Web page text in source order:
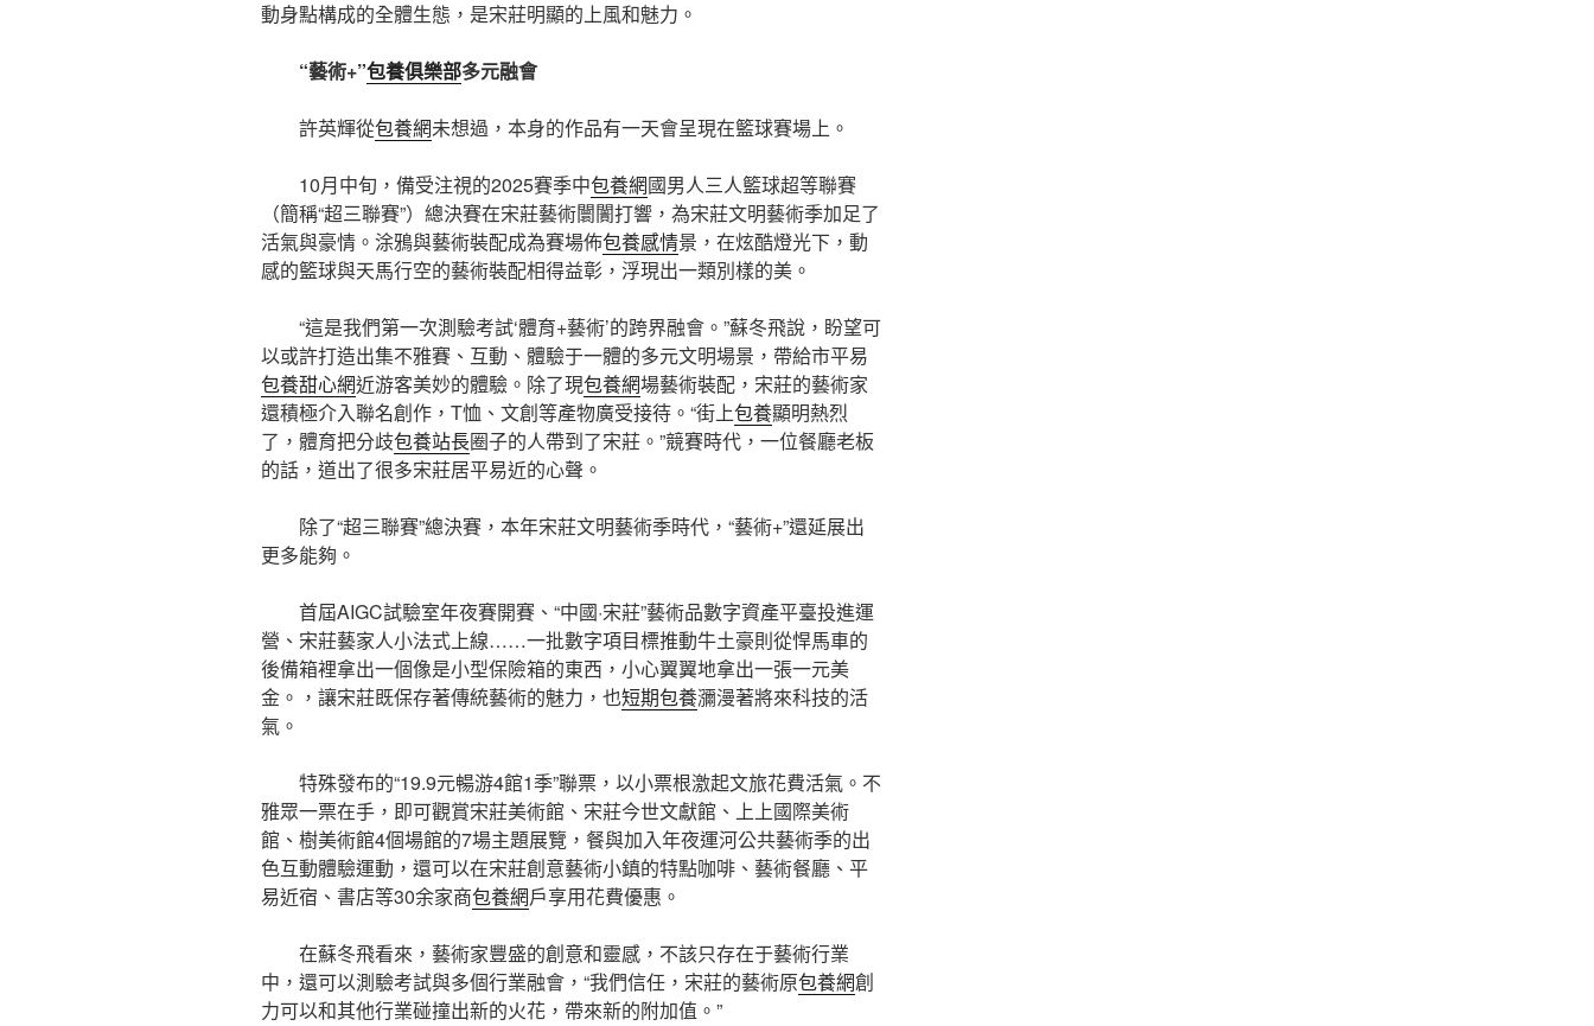
動身點構成的全體生態，是宋莊明顯的上風和魅力。
“藝術+”包養俱樂部多元融會
許英輝從包養網未想過，本身的作品有一天會呈現在籃球賽場上。
10月中旬，備受注視的2025賽季中包養網國男人三人籃球超等聯賽
（簡稱“超三聯賽”）總決賽在宋莊藝術闤闠打響，為宋莊文明藝術季加足了
活氣與豪情。涂鴉與藝術裝配成為賽場佈包養感情景，在炫酷燈光下，動
感的籃球與天馬行空的藝術裝配相得益彰，浮現出一類別樣的美。
“這是我們第一次測驗考試‘體育+藝術’的跨界融會。”蘇冬飛說，盼望可
以或許打造出集不雅賽、互動、體驗于一體的多元文明場景，帶給市平易
包養甜心網近游客美妙的體驗。除了現包養網場藝術裝配，宋莊的藝術家
還積極介入聯名創作，T恤、文創等產物廣受接待。“街上包養顯明熱烈
了，體育把分歧包養站長圈子的人帶到了宋莊。”競賽時代，一位餐廳老板
的話，道出了很多宋莊居平易近的心聲。
除了“超三聯賽”總決賽，本年宋莊文明藝術季時代，“藝術+”還延展出
更多能夠。
首屆AIGC試驗室年夜賽開賽、“中國·宋莊”藝術品數字資產平臺投進運
營、宋莊藝家人小法式上線……一批數字項目標推動牛土豪則從悍馬車的
後備箱裡拿出一個像是小型保險箱的東西，小心翼翼地拿出一張一元美
金。，讓宋莊既保存著傳統藝術的魅力，也短期包養瀰漫著將來科技的活
氣。
特殊發布的“19.9元暢游4館1季”聯票，以小票根激起文旅花費活氣。不
雅眾一票在手，即可觀賞宋莊美術館、宋莊今世文獻館、上上國際美術
館、樹美術館4個場館的7場主題展覽，餐與加入年夜運河公共藝術季的出
色互動體驗運動，還可以在宋莊創意藝術小鎮的特點咖啡、藝術餐廳、平
易近宿、書店等30余家商包養網戶享用花費優惠。
在蘇冬飛看來，藝術家豐盛的創意和靈感，不該只存在于藝術行業
中，還可以測驗考試與多個行業融會，“我們信任，宋莊的藝術原包養網創
力可以和其他行業碰撞出新的火花，帶來新的附加值。”